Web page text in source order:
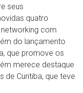
seus
quatro
com
do lançamento
que promove os
merece destaque
de Curitiba, que teve